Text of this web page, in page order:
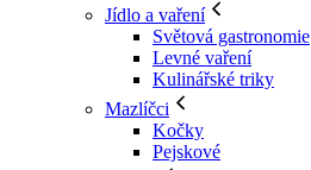
Jídlo a vaření
Světová gastronomie
Levné vaření
Kulinářské triky
Mazlíčci
Kočky
Pejskové